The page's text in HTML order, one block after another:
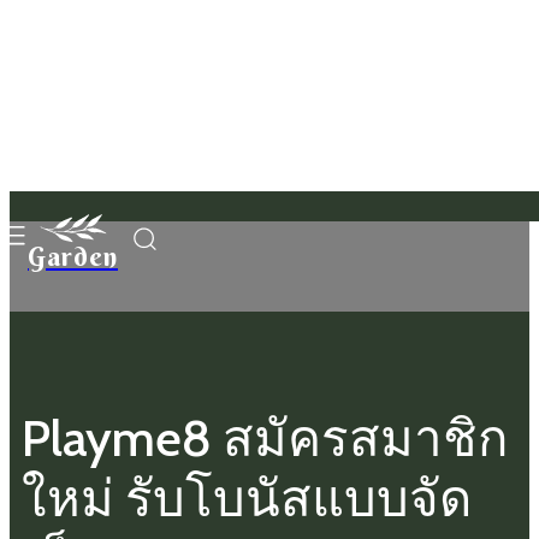
Garden
Playme8 สมัครสมาชิก
ใหม่ รับโบนัสแบบจัด